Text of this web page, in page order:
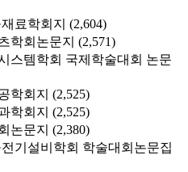
료학회지 (2,604)
학회논문지 (2,571)
스템학회 국제학술대회 논문
학회지 (2,525)
학회지 (2,525)
논문지 (2,380)
전기설비학회 학술대회논문집